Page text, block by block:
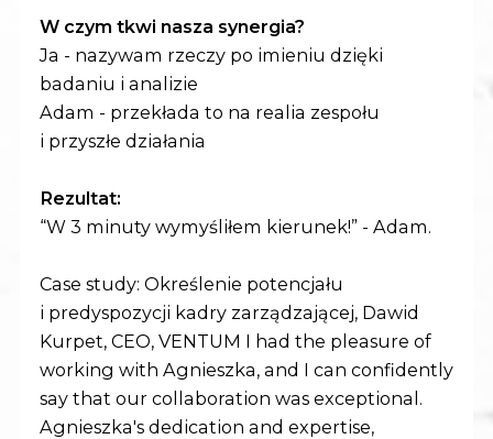
W czym tkwi nasza synergia?
Ja - nazywam rzeczy po imieniu dzięki
badaniu i analizie
Adam - przekłada to na realia zespołu
i przyszłe działania
Rezultat:
“W 3 minuty wymyśliłem kierunek!” - Adam.
Case study: Określenie potencjału
i predyspozycji kadry zarządzającej, Dawid
Kurpet, CEO, VENTUM I had the pleasure of
working with Agnieszka, and I can confidently
say that our collaboration was exceptional.
Agnieszka's dedication and expertise,